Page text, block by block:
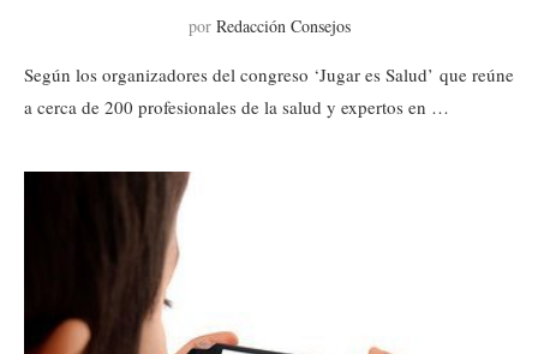
por Redacción Consejos
Según los organizadores del congreso ‘Jugar es Salud’ que reúne
a cerca de 200 profesionales de la salud y expertos en …